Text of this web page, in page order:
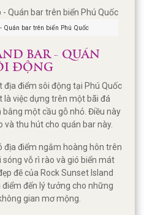
Quán bar trên biển Phú Quốc
BAR - QUÁN
ĐỘNG
địa điểm sôi động tại Phú Quốc
là việc dựng trên một bãi đá
bằng một cầu gỗ nhỏ. Điều này
thu hút cho quán bar này.
địa điểm ngắm hoàng hôn trên
vỗ rì rào và gió biển mát
đẽ của Rock Sunset Island
đến lý tưởng cho những
gian mơ mộng.